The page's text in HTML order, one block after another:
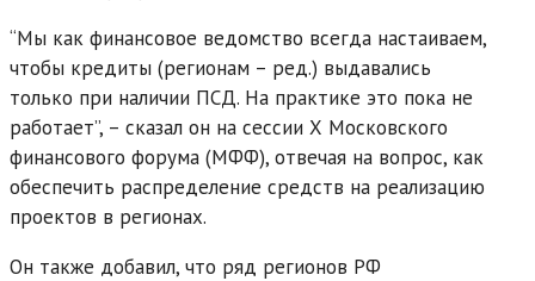
“Мы как финансовое ведомство всегда настаиваем,
чтобы кредиты (регионам – ред.) выдавались
только при наличии ПСД. На практике это пока не
работает”, – сказал он на сессии Х Московского
финансового форума (МФФ), отвечая на вопрос, как
обеспечить распределение средств на реализацию
проектов в регионах.
Он также добавил, что ряд регионов РФ